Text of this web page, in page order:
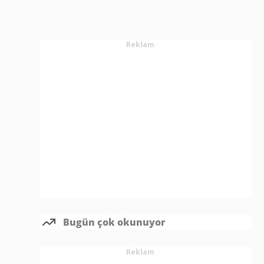
Reklam
Bugün çok okunuyor
Reklam